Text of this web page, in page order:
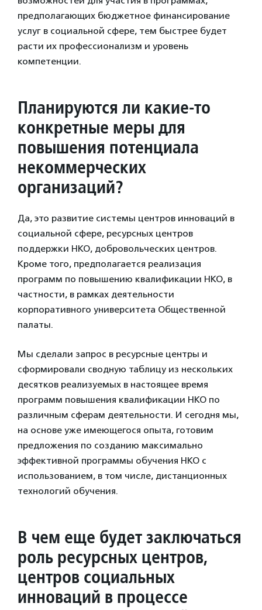
предполагающих бюджетное финансирование
услуг в социальной сфере, тем быстрее будет
расти их профессионализм и уровень
компетенции.
Планируются ли какие-то
конкретные меры для
повышения потенциала
некоммерческих
организаций?
Да, это развитие системы центров инноваций в
социальной сфере, ресурсных центров
поддержки НКО, добровольческих центров.
Кроме того, предполагается реализация
программ по повышению квалификации НКО, в
частности, в рамках деятельности
корпоративного университета Общественной
палаты.
Мы сделали запрос в ресурсные центры и
сформировали сводную таблицу из нескольких
десятков реализуемых в настоящее время
программ повышения квалификации НКО по
различным сферам деятельности. И сегодня мы,
на основе уже имеющегося опыта, готовим
предложения по созданию максимально
эффективной программы обучения НКО с
использованием, в том числе, дистанционных
технологий обучения.
В чем еще будет заключаться
роль ресурсных центров,
центров социальных
инноваций в процессе